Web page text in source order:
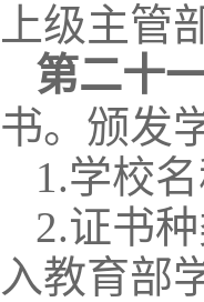
上级主管
第二十
书。 颁发
1.学校
2.证书
入教育部